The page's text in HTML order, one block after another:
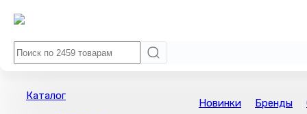
Каталог
Новинки Бренды